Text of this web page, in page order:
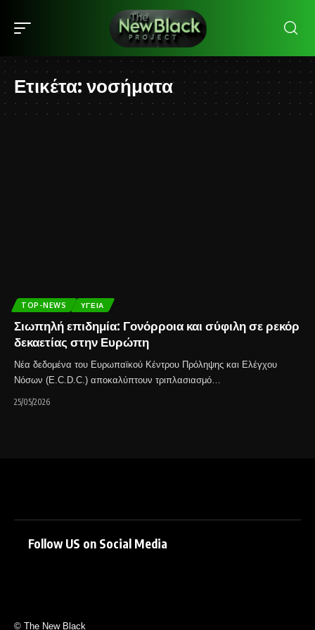
Ετικέτα: νοσήματα
TOP-NEWS ΥΓΕΊΑ
Σιωπηλή επιδημία: Γονόρροια και σύφιλη σε ρεκόρ
δεκαετίας στην Ευρώπη
Νέα δεδομένα του Ευρωπαϊκού Κέντρου Πρόληψης και Ελέγχου
Νόσων (E.C.D.C.) αποκαλύπτουν τριπλασιασμό…
25/05/2026
Follow US on Social Media
© The New Black